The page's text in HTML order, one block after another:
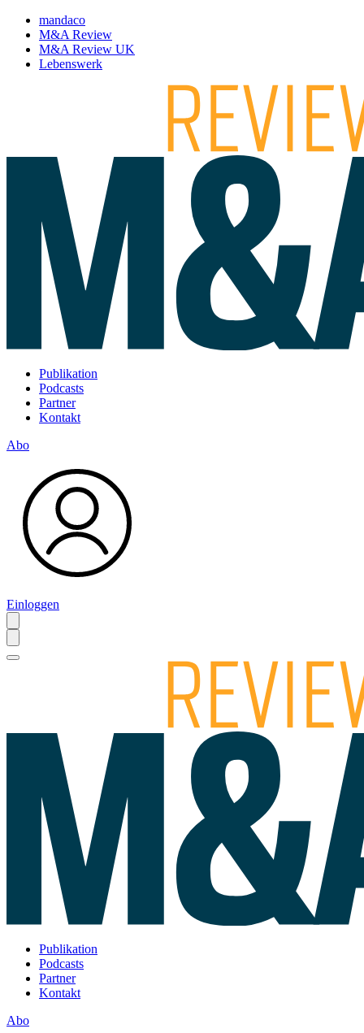
mandaco
M&A Review
M&A Review UK
Lebenswerk
Publikation
Podcasts
Partner
Kontakt
Abo
Einloggen
Publikation
Podcasts
Partner
Kontakt
Abo